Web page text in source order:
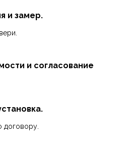
и замер.
и согласование
договору.